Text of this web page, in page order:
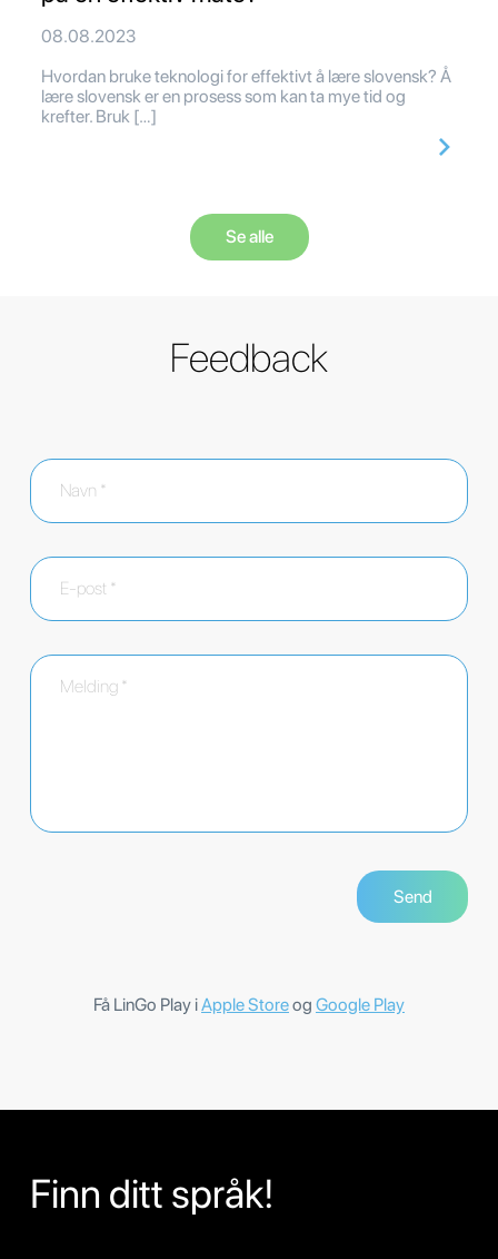
08.08.2023
Hvordan bruke teknologi for effektivt å lære slovensk? Å
lære slovensk er en prosess som kan ta mye tid og
krefter. Bruk […]
Se alle
Feedback
Få LinGo Play iApple Storeog Google Play
Finn ditt språk!